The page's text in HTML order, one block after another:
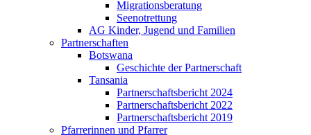
Migrationsberatung
Seenotrettung
AG Kinder, Jugend und Familien
Partnerschaften
Botswana
Geschichte der Partnerschaft
Tansania
Partnerschaftsbericht 2024
Partnerschaftsbericht 2022
Partnerschaftsbericht 2019
Pfarrerinnen und Pfarrer